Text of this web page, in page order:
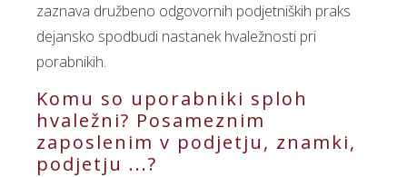
zaznava družbeno odgovornih podjetniških praks
dejansko spodbudi nastanek hvaležnosti pri
porabnikih.
Komu so uporabniki sploh
hvaležni? Posameznim
zaposlenim v podjetju, znamki,
podjetju ...?